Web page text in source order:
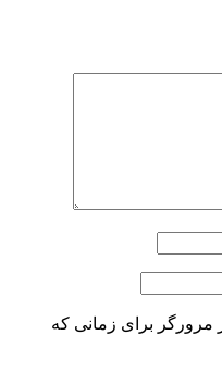
مرورگر برای زمانی که